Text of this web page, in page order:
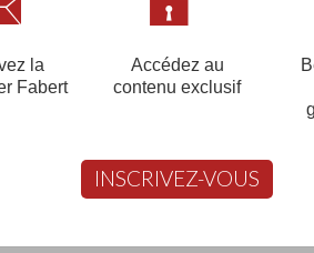
13 rue du Sergent l'Hévéder
02 96 23 12 34
la
Fabert
Accédez au
contenu exclusif
INSCRIVEZ-VOUS